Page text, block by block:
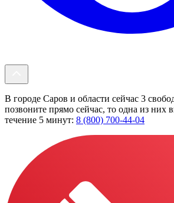
В городе Саров и области сейчас 3
позвоните прямо сейчас, то одна из них
течение 5 минут: 8 (800) 700-44-04